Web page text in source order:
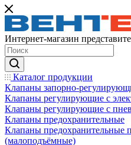
Интернет-магазин
Каталог продукции
Клапаны запорно-
Клапаны регулирующие с
Клапаны регулирующие с
Клапаны предохранительные
Клапаны предохранительные
(малоподъёмные)